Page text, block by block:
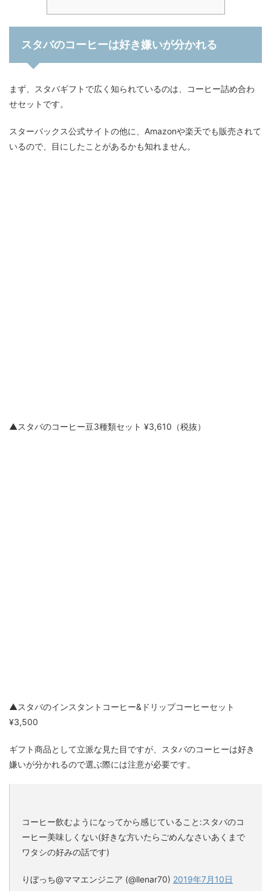
スタバのコーヒーは好き嫌いが分かれる
まず、スタバギフトで広く知られているのは、コーヒー詰め合わ
せセットです。
スターバックス公式サイトの他に、Amazonや楽天でも販売されて
いるので、目にしたことがあるかも知れません。
▲スタバのコーヒー豆3種類セット ¥3,610（税抜）
▲スタバのインスタントコーヒー&ドリップコーヒーセット
¥3,500
ギフト商品として立派な見た目ですが、スタバのコーヒーは好き
嫌いが分かれるので選ぶ際には注意が必要です。
コーヒー飲むようになってから感じていること:スタバのコ
ーヒー美味しくない(好きな方いたらごめんなさいあくまで
ワタシの好みの話です)
りぼっち@ママエンジニア (@llenar70) 2019年7月10日